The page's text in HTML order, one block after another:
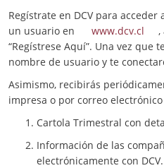
Regístrate en DCV para
un usuario en
www.dcv.cl
,
“Regístrese Aquí”. Una vez que
nombre de usuario y te
Asimismo, recibirás
impresa o por correo
Cartola Trimestral con
Información de las
electrónicamente con DCV.